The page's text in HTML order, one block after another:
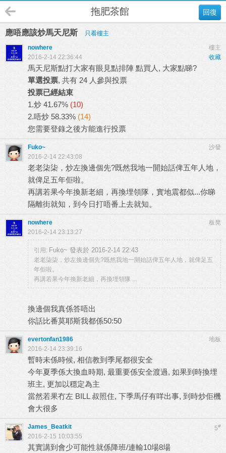
回復
拖肥茶館
應唔應該炒馬天尼斯
只看樓主
樓主
nowhere
收藏
2016-2-14 22:36:44
馬天尼斯點打大家有眼見點排陣 點買人, 大家點睇?
單選投票, 共有 24 人參與投票
投票已經結束
1.炒 41.67% (10)
2.唔炒 58.33% (14)
您需要登錄之後方能進行投票
沙發
Fuko~
2016-2-14 22:43:08
老老柒柒，炒左換邊個先?既然我地一開始話俾五年人地，
就俾足五年佢啦。
再講若果今年換新老細，再換埋領隊，實地震都似...你睇
隔離街就知，到今日打唔番上去就知。
板凳
nowhere
2016-2-14 23:13:27
引用: Fuko~ 發表於 2016-2-14 22:43
老老柒柒，炒左換邊個先?既然我地一開始話俾五年人地，就俾足五
年佢啦。
再講若果今年換新老細，再換埋領隊 ...
換邊個我真係答唔出
你話比番莫耶斯我都係50:50
地板
evertonfan1986
2016-2-14 23:39:16
暫時未係時候, 相信教到季尾都很安全
今年夏季係大換血時期, 最重要係安全渡過, 如果到時換埋
班主, 更加以穩定為主
當然若果冇左 BILL 叔照住, 下季馬仔有咩出事, 到時炒佢機
會大很多
5#
James_Beatkit
2016-2-15 10:03:55
其實講到會少可能性就係降班/連輸10場8場